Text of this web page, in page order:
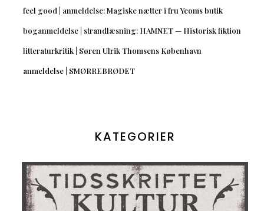
feel good | anmeldelse: Magiske nætter i fru Yeoms butik
boganmeldelse | strandlæsning: HAMNET — Historisk fiktion
litteraturkritik | Søren Ulrik Thomsens København
anmeldelse | SMØRREBRØDET
KATEGORIER